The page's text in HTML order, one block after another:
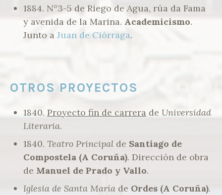
1884. N°3-5 de Riego de Agua, rúa da Fama
y avenida de la Marina. Academicismo.
Junto a Juan de Ciórraga.
OTROS PROYECTOS
1840. Proyecto fin de carrera de Universidad
Literaria.
1840. Teatro Principal de Santiago de
Compostela (A Coruña). Dirección de obra
de Manuel de Prado y Vallo.
Iglesia de Santa María de Ordes (A Coruña).